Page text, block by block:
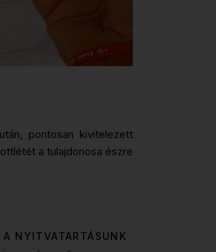
pontosan kivitelezett
a tulajdonosa észre
NYITVATARTÁSUNK